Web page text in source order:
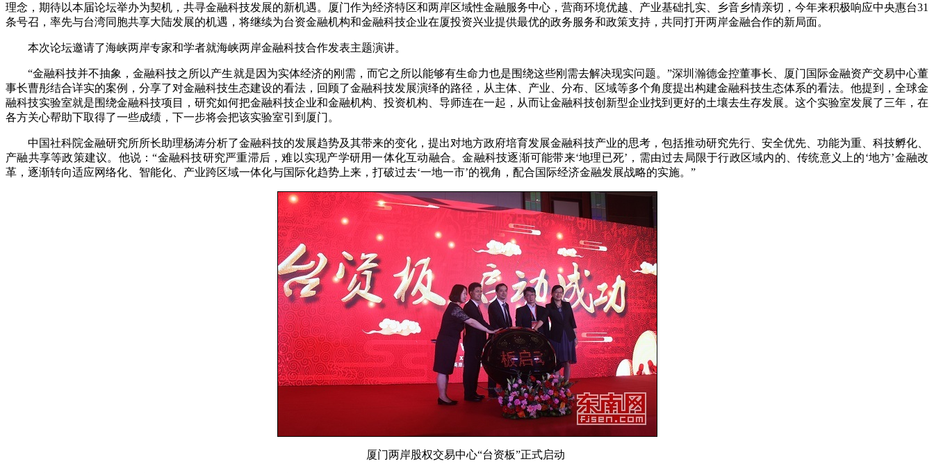
理念，期待以本届论坛举办为契机，共寻金融科技发展的新机遇。厦门作为经济特区和两岸区域性金融服务中心，营商环境优越、产业基础扎实、乡音乡情亲切，今年来积极响应中央惠台31
条号召，率先与台湾同胞共享大陆发展的机遇，将继续为台资金融机构和金融科技企业在厦投资兴业提供最优的政务服务和政策支持，共同打开两岸金融合作的新局面。
本次论坛邀请了海峡两岸专家和学者就海峡两岸金融科技合作发表主题演讲。
“金融科技并不抽象，金融科技之所以产生就是因为实体经济的刚需，而它之所以能够有生命力也是围绕这些刚需去解决现实问题。”深圳瀚德金控董事长、厦门国际金融资产交易中心董
事长曹彤结合详实的案例，分享了对金融科技生态建设的看法，回顾了金融科技发展演绎的路径，从主体、产业、分布、区域等多个角度提出构建金融科技生态体系的看法。他提到，全球金
融科技实验室就是围绕金融科技项目，研究如何把金融科技企业和金融机构、投资机构、导师连在一起，从而让金融科技创新型企业找到更好的土壤去生存发展。这个实验室发展了三年，在
各方关心帮助下取得了一些成绩，下一步将会把该实验室引到厦门。
中国社科院金融研究所所长助理杨涛分析了金融科技的发展趋势及其带来的变化，提出对地方政府培育发展金融科技产业的思考，包括推动研究先行、安全优先、功能为重、科技孵化、
产融共享等政策建议。他说：“金融科技研究严重滞后，难以实现产学研用一体化互动融合。金融科技逐渐可能带来‘地理已死’，需由过去局限于行政区域内的、传统意义上的‘地方’金融改
革，逐渐转向适应网络化、智能化、产业跨区域一体化与国际化趋势上来，打破过去‘一地一市’的视角，配合国际经济金融发展战略的实施。”
厦门两岸股权交易中心“台资板”正式启动